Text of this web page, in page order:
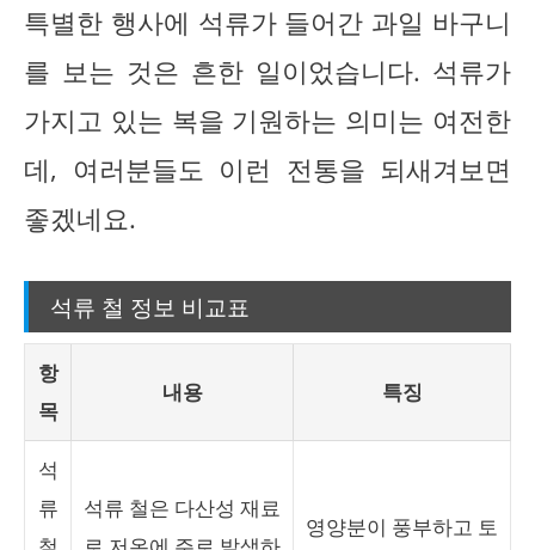
특별한 행사에 석류가 들어간 과일 바구니
를 보는 것은 흔한 일이었습니다. 석류가
가지고 있는 복을 기원하는 의미는 여전한
데, 여러분들도 이런 전통을 되새겨보면
좋겠네요.
석류 철 정보 비교표
항
목
내용 특징
석
류
석류 철은 다산성 재료
영양분이 풍부하고 토